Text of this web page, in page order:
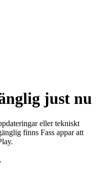
just nu
eller tekniskt
finns Fass appar att